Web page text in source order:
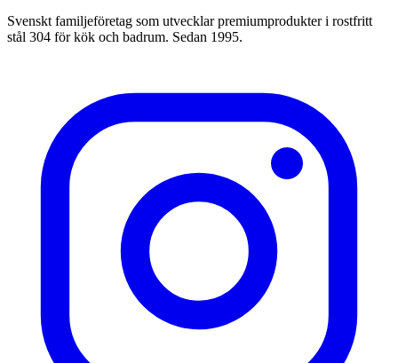
Svenskt familjeföretag som utvecklar premiumprodukter i rostfritt
stål 304 för kök och badrum. Sedan 1995.